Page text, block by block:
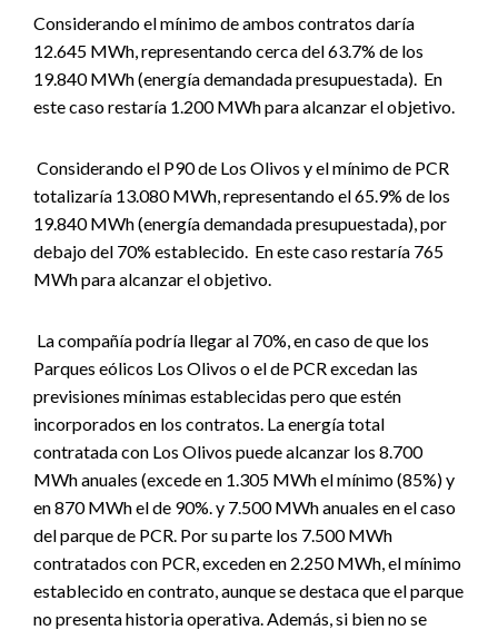
Considerando el mínimo de ambos contratos daría
12.645 MWh, representando cerca del 63.7% de los
19.840 MWh (energía demandada presupuestada). En
este caso restaría 1.200 MWh para alcanzar el objetivo.
Considerando el P90 de Los Olivos y el mínimo de PCR
totalizaría 13.080 MWh, representando el 65.9% de los
19.840 MWh (energía demandada presupuestada), por
debajo del 70% establecido. En este caso restaría 765
MWh para alcanzar el objetivo.
La compañía podría llegar al 70%, en caso de que los
Parques eólicos Los Olivos o el de PCR excedan las
previsiones mínimas establecidas pero que estén
incorporados en los contratos. La energía total
contratada con Los Olivos puede alcanzar los 8.700
MWh anuales (excede en 1.305 MWh el mínimo (85%) y
en 870 MWh el de 90%. y 7.500 MWh anuales en el caso
del parque de PCR. Por su parte los 7.500 MWh
contratados con PCR, exceden en 2.250 MWh, el mínimo
establecido en contrato, aunque se destaca que el parque
no presenta historia operativa. Además, si bien no se